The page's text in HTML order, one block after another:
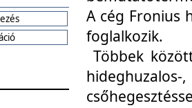
A cég Fronius
foglalkozik.
Többek